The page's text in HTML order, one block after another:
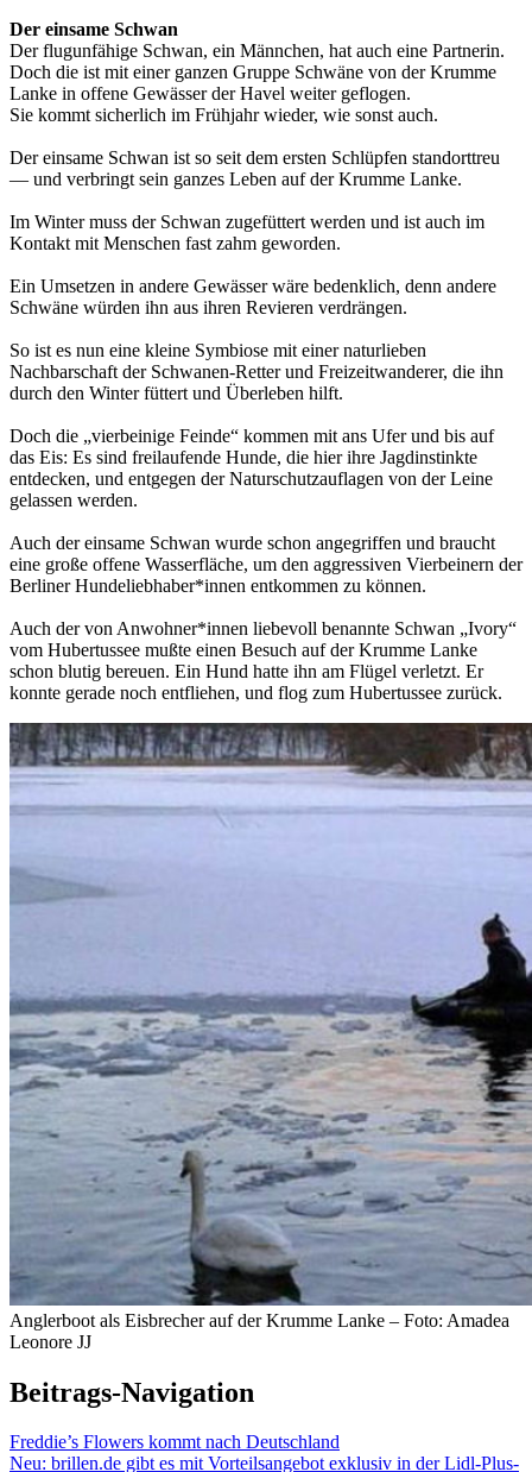
Der einsame Schwan
Der flugunfähige Schwan, ein Männchen, hat auch eine Partnerin.
Doch die ist mit einer ganzen Gruppe Schwäne von der Krumme
Lanke in offene Gewässer der Havel weiter geflogen.
Sie kommt sicherlich im Frühjahr wieder, wie sonst auch.
Der einsame Schwan ist so seit dem ersten Schlüpfen standorttreu
— und verbringt sein ganzes Leben auf der Krumme Lanke.
Im Winter muss der Schwan zugefüttert werden und ist auch im
Kontakt mit Menschen fast zahm geworden.
Ein Umsetzen in andere Gewässer wäre bedenklich, denn andere
Schwäne würden ihn aus ihren Revieren verdrängen.
So ist es nun eine kleine Symbiose mit einer naturlieben
Nachbarschaft der Schwanen-Retter und Freizeitwanderer, die ihn
durch den Winter füttert und Überleben hilft.
Doch die „vierbeinige Feinde“ kommen mit ans Ufer und bis auf
das Eis: Es sind freilaufende Hunde, die hier ihre Jagdinstinkte
entdecken, und entgegen der Naturschutzauflagen von der Leine
gelassen werden.
Auch der einsame Schwan wurde schon angegriffen und braucht
eine große offene Wasserfläche, um den aggressiven Vierbeinern der
Berliner Hundeliebhaber*innen entkommen zu können.
Auch der von Anwohner*innen liebevoll benannte Schwan „Ivory“
vom Hubertussee mußte einen Besuch auf der Krumme Lanke
schon blutig bereuen. Ein Hund hatte ihn am Flügel verletzt. Er
konnte gerade noch entfliehen, und flog zum Hubertussee zurück.
Anglerboot als Eisbrecher auf der Krumme Lanke – Foto: Amadea
Leonore JJ
Beitrags-Navigation
Freddie’s Flowers kommt nach Deutschland
Neu: brillen.de gibt es mit Vorteilsangebot exklusiv in der Lidl-Plus-